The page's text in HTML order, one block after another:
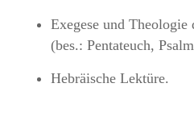
Exegese und Theologie
(bes.: Pentateuch,
Hebräische Lektüre.